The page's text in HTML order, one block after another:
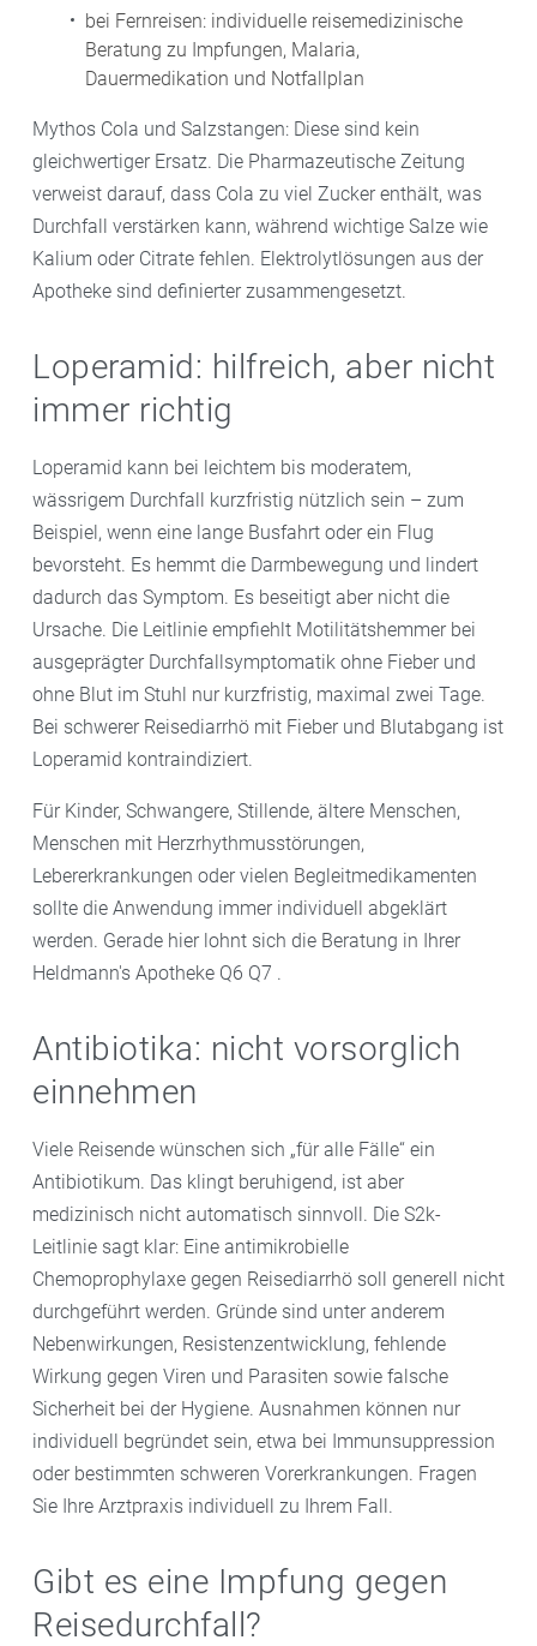
bei Fernreisen: individuelle reisemedizinische
Beratung zu Impfungen, Malaria,
Dauermedikation und Notfallplan
Mythos Cola und Salzstangen: Diese sind kein
gleichwertiger Ersatz. Die Pharmazeutische Zeitung
verweist darauf, dass Cola zu viel Zucker enthält, was
Durchfall verstärken kann, während wichtige Salze wie
Kalium oder Citrate fehlen. Elektrolytlösungen aus der
Apotheke sind definierter zusammengesetzt.
Loperamid: hilfreich, aber nicht
immer richtig
Loperamid kann bei leichtem bis moderatem,
wässrigem Durchfall kurzfristig nützlich sein – zum
Beispiel, wenn eine lange Busfahrt oder ein Flug
bevorsteht. Es hemmt die Darmbewegung und lindert
dadurch das Symptom. Es beseitigt aber nicht die
Ursache. Die Leitlinie empfiehlt Motilitätshemmer bei
ausgeprägter Durchfallsymptomatik ohne Fieber und
ohne Blut im Stuhl nur kurzfristig, maximal zwei Tage.
Bei schwerer Reisediarrhö mit Fieber und Blutabgang ist
Loperamid kontraindiziert.
Für Kinder, Schwangere, Stillende, ältere Menschen,
Menschen mit Herzrhythmusstörungen,
Lebererkrankungen oder vielen Begleitmedikamenten
sollte die Anwendung immer individuell abgeklärt
werden. Gerade hier lohnt sich die Beratung in Ihrer
Heldmann's Apotheke Q6 Q7 .
Antibiotika: nicht vorsorglich
einnehmen
Viele Reisende wünschen sich „für alle Fälle“ ein
Antibiotikum. Das klingt beruhigend, ist aber
medizinisch nicht automatisch sinnvoll. Die S2k-
Leitlinie sagt klar: Eine antimikrobielle
Chemoprophylaxe gegen Reisediarrhö soll generell nicht
durchgeführt werden. Gründe sind unter anderem
Nebenwirkungen, Resistenzentwicklung, fehlende
Wirkung gegen Viren und Parasiten sowie falsche
Sicherheit bei der Hygiene. Ausnahmen können nur
individuell begründet sein, etwa bei Immunsuppression
oder bestimmten schweren Vorerkrankungen. Fragen
Sie Ihre Arztpraxis individuell zu Ihrem Fall.
Gibt es eine Impfung gegen
Reisedurchfall?